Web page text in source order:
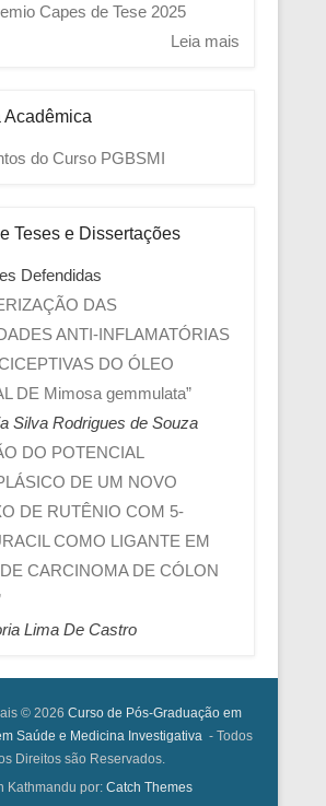
Capes de Tese 2025
Leia mais
Acadêmica
do Curso PGBSMI
Teses e Dissertações
Defendidas
DAS
ANTI-INFLAMATÓRIAS
DO ÓLEO
DE Mimosa gemmulata”
Silva Rodrigues de Souza
DO POTENCIAL
DE UM NOVO
DE RUTÊNIO COM 5-
COMO LIGANTE EM
CARCINOMA DE CÓLON
Lima De Castro
© 2026 Curso de Pós-Graduação em
Saúde e Medicina Investigativa - Todos
Direitos são Reservados.
Kathmandu por: Catch Themes